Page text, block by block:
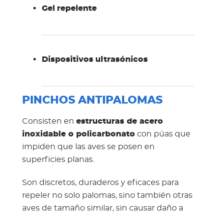
Gel repelente
Dispositivos ultrasónicos
PINCHOS ANTIPALOMAS
Consisten en estructuras de acero
inoxidable o policarbonatocon púas que
impiden que las aves se posen en
superficies planas.
Son discretos, duraderos y eficaces para
repeler no solo palomas, sino también otras
aves de tamaño similar, sin causar daño a